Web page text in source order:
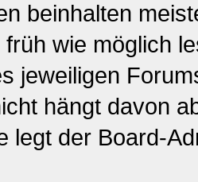
beinhalten
wie möglich
jeweiligen
hängt davon
legt der Board-